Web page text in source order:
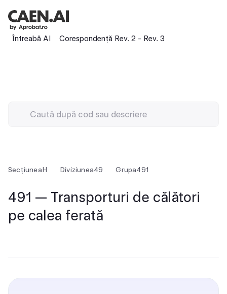
Întreabă AI Corespondență Rev. 2 - Rev. 3
SecțiuneaH Diviziunea49 Grupa491
491 — Transporturi de călători
pe calea ferată